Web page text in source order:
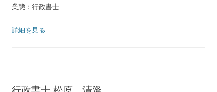
業態：行政書士
詳細を見る